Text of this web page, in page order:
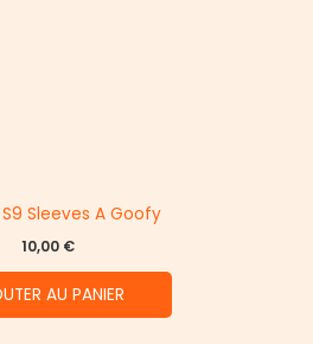
Sleeves A Goofy
10,00 €
AU PANIER